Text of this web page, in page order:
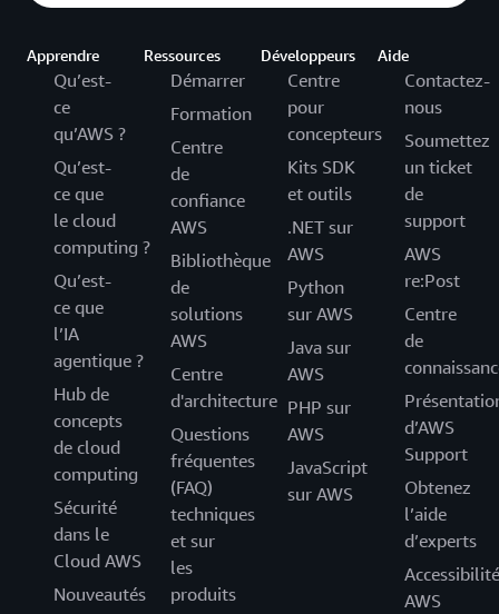
Apprendre
Qu’est-
ce
qu’AWS ?
Qu’est-
ce que
le cloud
computing ?
Qu’est-
ce que
l’IA
agentique ?
Hub de
concepts
de cloud
computing
Sécurité
dans le
Cloud AWS
Nouveautés
Ressources
Démarrer
Formation
Centre
de
confiance
AWS
Bibliothèque
de
solutions
AWS
Centre
d'architecture
Questions
fréquentes
(FAQ)
techniques
et sur
les
produits
Développeurs
Centre
pour
concepteurs
Kits SDK
et outils
.NET sur
AWS
Python
sur AWS
Java sur
AWS
PHP sur
AWS
JavaScript
sur AWS
Aide
Contactez-
nous
Soumettez
un ticket
de
support
AWS
re:Post
Centre
de
d’AWS
Support
Obtenez
l’aide
d’experts
Accessibilité
AWS